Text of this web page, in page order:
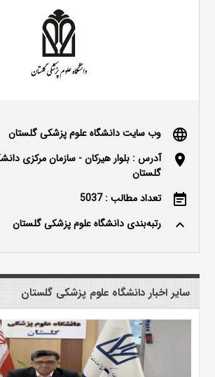
language وب سایت دانشگاه علوم پزشکی گلستان
location_on
آدرس : بلوار هیرکان - سازمان مرکزی
گلستان
event_note تعداد مطالب : 5037
keyboard_arrow_up رتبه‌بندی دانشگاه علوم پزشکی گلستان
سایر اخبار دانشگاه علوم پزشکی گلستان